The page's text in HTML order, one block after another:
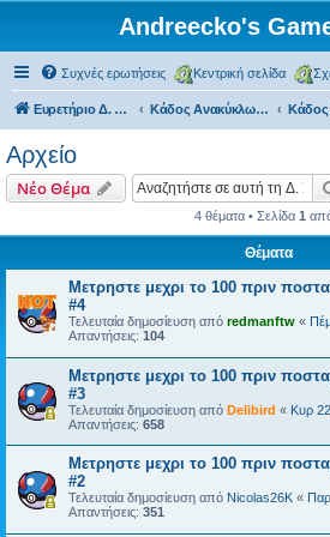
Andreecko's
Συχνές ερωτήσεις Κεντρική σελίδα
Ευρετήριο Δ. Συζήτησης Κάδος Ανακύκλωσης
Αρχείο
Νέο Θέμα
4 θέματα • Σελίδα 1
Θέματα
Μετρηστε μεχρι το 100 πριν
#4
Τελευταία δημοσίευση από redmanftw «
Απαντήσεις: 104
Μετρηστε μεχρι το 100 πριν
#3
Τελευταία δημοσίευση από Delibird « Κυρ
Απαντήσεις: 658
Μετρηστε μεχρι το 100 πριν
#2
Τελευταία δημοσίευση από Nicolas26K «
Απαντήσεις: 351